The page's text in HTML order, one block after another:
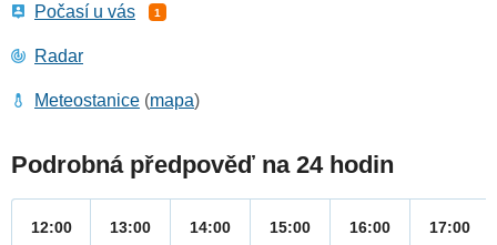
Počasí u vás 1
Radar
Meteostanice (mapa)
Podrobná předpověď na 24 hodin
12:00 13:00 14:00 15:00 16:00 17:00